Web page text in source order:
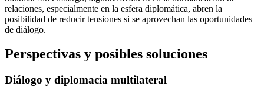
relaciones, especialmente en la esfera diplomática, abren la
posibilidad de reducir tensiones si se aprovechan las oportunidades
de diálogo.
Perspectivas y posibles soluciones
Diálogo y diplomacia multilateral